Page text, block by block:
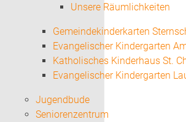
Unsere Räumlichkeiten
Gemeindekinderkarten
Evangelischer Kindergarten
Katholisches Kinderhaus St.
Evangelischer Kindergarten
Jugendbude
Seniorenzentrum